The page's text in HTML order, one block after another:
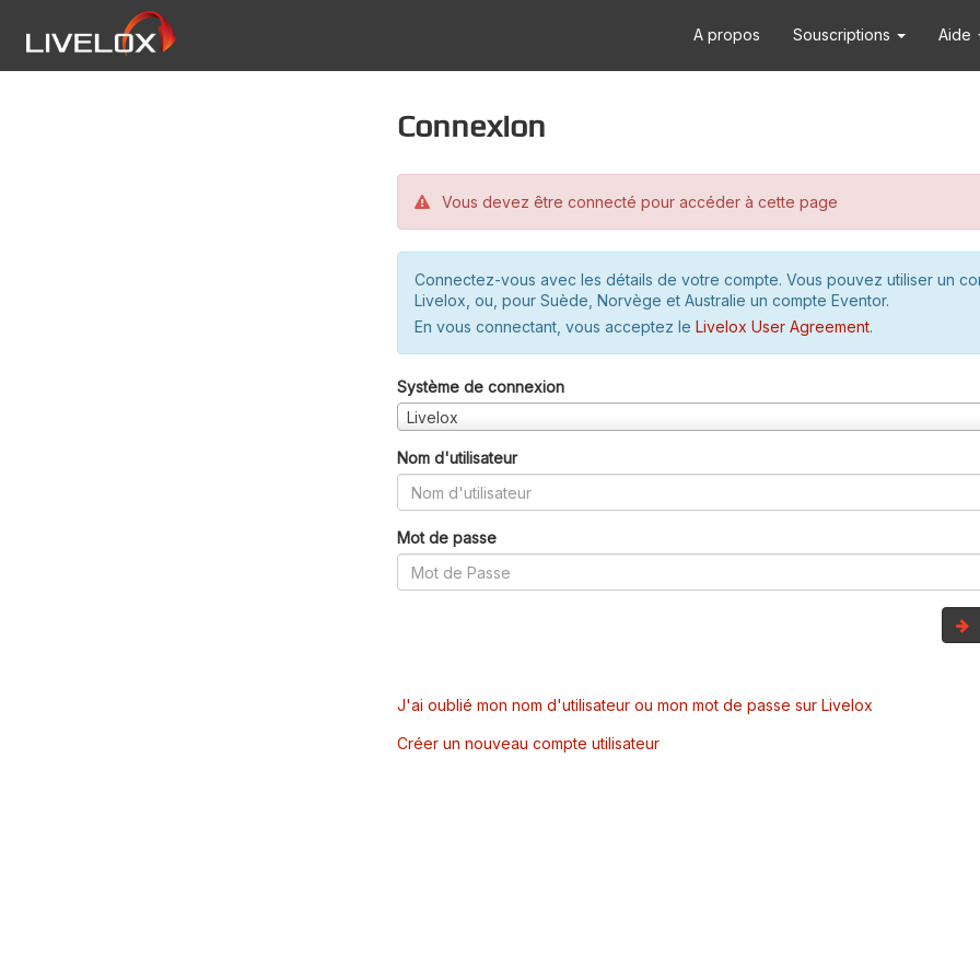
A propos Souscriptions Aide
Connexion
Vous devez être connecté pour accéder à cette page
Connectez-vous avec les détails de votre compte. Vous pouvez utiliser un
Livelox, ou, pour Suède, Norvège et Australie un compte Eventor.
En vous connectant, vous acceptez le Livelox User Agreement.
Système de connexion
Livelox
Nom d'utilisateur
Mot de passe
J'ai oublié mon nom d'utilisateur ou mon mot de passe sur Livelox
Créer un nouveau compte utilisateur